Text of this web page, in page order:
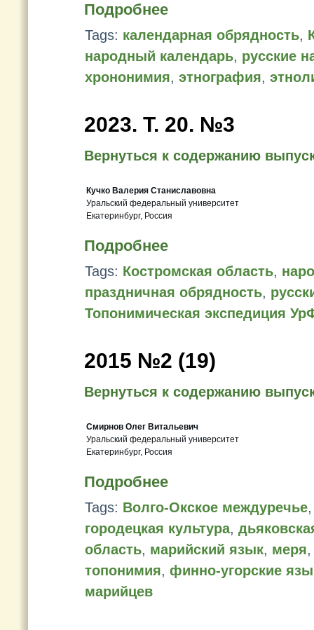
Подробнее
Tags: календарная обрядность,
народный календарь, русские
хрононимия, этнография,
2023. Т. 20. №3
Вернуться к содержанию
Кучко Валерия Станиславовна
Уральский федеральный университет
Екатеринбург, Россия
Подробнее
Tags: Костромская область,
праздничная обрядность,
Топонимическая экспедиция
2015 №2 (19)
Вернуться к содержанию
Смирнов Олег Витальевич
Уральский федеральный университет
Екатеринбург, Россия
Подробнее
Tags: Волго-Окское междуречье
городецкая культура,
область, марийский язык, меря
топонимия, финно-угорские
марийцев